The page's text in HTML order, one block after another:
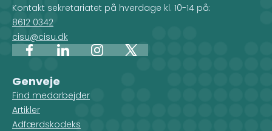
Kontakt sekretariatet på hverdage kl. 10-14 på:
8612 0342
cisu@cisu.dk
FacebookLinkedInInstagram
X
Genveje
Find medarbejder
Artikler
Adfærdskodeks